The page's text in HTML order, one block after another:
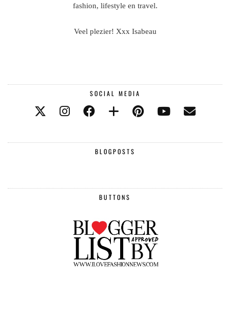
fashion, lifestyle en travel.
Veel plezier! Xxx Isabeau
SOCIAL MEDIA
BLOGPOSTS
BUTTONS